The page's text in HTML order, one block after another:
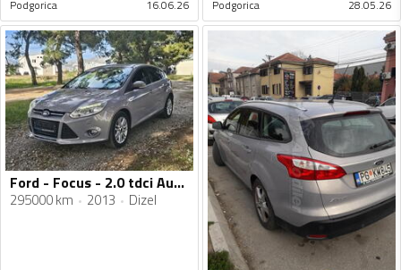
Podgorica 16.06.26 Podgorica 28.05.26
Ford - Focus - 2.0 tdci Automatik Tiptronik
295000 km 2013 Dizel